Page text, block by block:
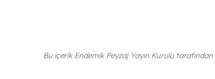
Bu içerik Endemik Peyzaj Yayın Kurulu tarafından